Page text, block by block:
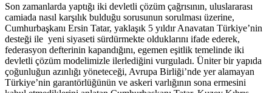
Son zamanlarda yaptığı iki devletli çözüm çağrısının, uluslararası
camiada nasıl karşılık bulduğu sorusunun sorulması üzerine,
Cumhurbaşkanı Ersin Tatar, yaklaşık 5 yıldır Anavatan Türkiye’nin
desteği ile yeni siyaseti sürdürmekte olduklarını ifade ederek,
federasyon defterinin kapandığını, egemen eşitlik temelinde iki
devletli çözüm modelimizle ilerlediğini vurguladı. Üniter bir yapıda
çoğunluğun azınlığı yöneteceği, Avrupa Birliği’nde yer alamayan
Türkiye’nin garantörlüğünün ve askeri varlığının sona ermesini